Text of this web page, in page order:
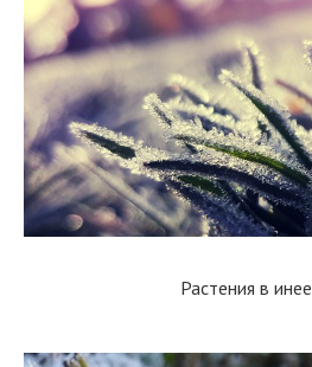
Растения в инее